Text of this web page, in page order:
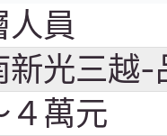
人員
新光三越-
４萬元